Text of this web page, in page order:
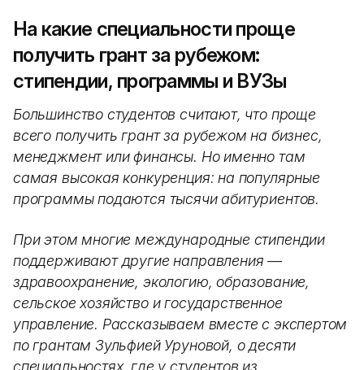
На какие специальности проще
получить грант за рубежом:
стипендии, программы и ВУЗы
Большинство студентов считают, что проще
всего получить грант за рубежом на бизнес,
менеджмент или финансы. Но именно там
самая высокая конкуренция: на популярные
программы подаются тысячи абитуриентов.
При этом многие международные стипендии
поддерживают другие направления —
здравоохранение, экологию, образование,
сельское хозяйство и государственное
управление. Рассказываем вместе с экспертом
по грантам Зульфией Уруновой, о десяти
специальностях, где у студентов из